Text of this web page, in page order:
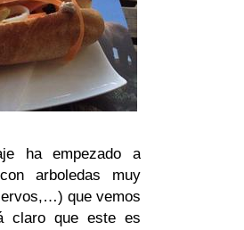
ha empezado a
arboledas muy
que vemos
claro que este es